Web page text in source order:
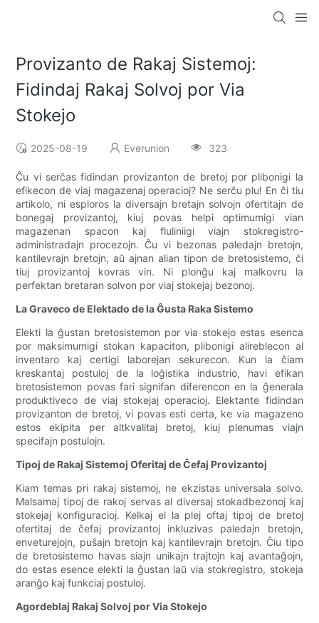
Provizanto de Rakaj Sistemoj:
Fidindaj Rakaj Solvoj por Via
Stokejo
2025-08-19 Everunion 323
Ĉu vi serĉas fidindan provizanton de bretoj por plibonigi la
efikecon de viaj magazenaj operacioj? Ne serĉu plu! En ĉi tiu
artikolo, ni esploros la diversajn bretajn solvojn ofertitajn de
bonegaj provizantoj, kiuj povas helpi optimumigi vian
magazenan spacon kaj fluliniigi viajn stokregistro-
administradajn procezojn. Ĉu vi bezonas paledajn bretojn,
kantilevrajn bretojn, aŭ ajnan alian tipon de bretosistemo, ĉi
tiuj provizantoj kovras vin. Ni plonĝu kaj malkovru la
perfektan bretaran solvon por viaj stokejaj bezonoj.
La Graveco de Elektado de la Ĝusta Raka Sistemo
Elekti la ĝustan bretosistemon por via stokejo estas esenca
por maksimumigi stokan kapaciton, plibonigi alireblecon al
inventaro kaj certigi laborejan sekurecon. Kun la ĉiam
kreskantaj postuloj de la loĝistika industrio, havi efikan
bretosistemon povas fari signifan diferencon en la ĝenerala
produktiveco de viaj stokejaj operacioj. Elektante fidindan
provizanton de bretoj, vi povas esti certa, ke via magazeno
estos ekipita per altkvalitaj bretoj, kiuj plenumas viajn
specifajn postulojn.
Tipoj de Rakaj Sistemoj Oferitaj de Ĉefaj Provizantoj
Kiam temas pri rakaj sistemoj, ne ekzistas universala solvo.
Malsamaj tipoj de rakoj servas al diversaj stokadbezonoj kaj
stokejaj konfiguracioj. Kelkaj el la plej oftaj tipoj de bretoj
ofertitaj de ĉefaj provizantoj inkluzivas paledajn bretojn,
enveturejojn, puŝajn bretojn kaj kantilevrajn bretojn. Ĉiu tipo
de bretosistemo havas siajn unikajn trajtojn kaj avantaĝojn,
do estas esence elekti la ĝustan laŭ via stokregistro, stokeja
aranĝo kaj funkciaj postuloj.
Agordeblaj Rakaj Solvoj por Via Stokejo